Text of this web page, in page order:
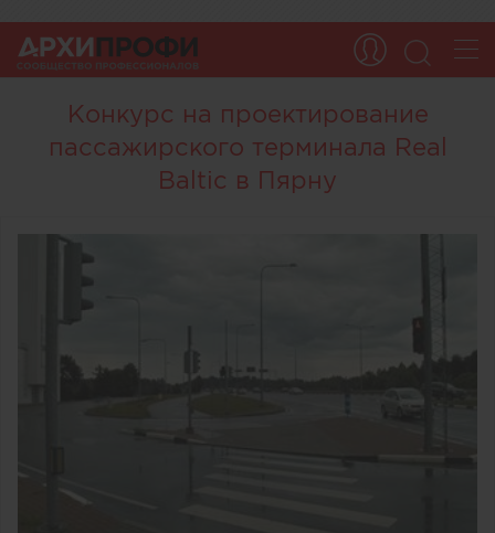
Конкурс на проектирование
пассажирского терминала Real
Baltic в Пярну